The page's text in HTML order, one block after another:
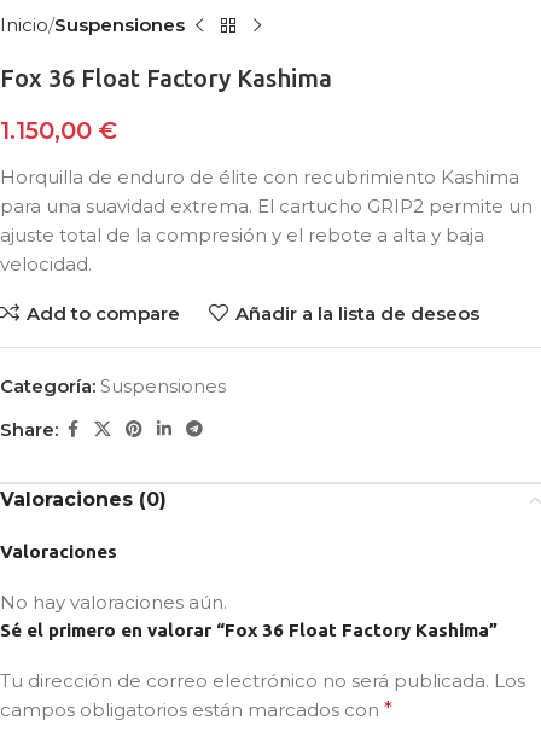
Inicio Suspensiones
Fox 36 Float Factory Kashima
1.150,00 €
Horquilla de enduro de élite con recubrimiento Kashima
para una suavidad extrema. El cartucho GRIP2 permite un
ajuste total de la compresión y el rebote a alta y baja
velocidad.
Add to compare Añadir a la lista de deseos
Categoría: Suspensiones
Share:
Valoraciones (0)
Valoraciones
No hay valoraciones aún.
Sé el primero en valorar “Fox 36 Float Factory Kashima”
Tu dirección de correo electrónico no será publicada. Los
campos obligatorios están marcados con *